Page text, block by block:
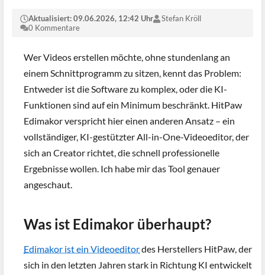
Aktualisiert:09.06.2026, 12:42 Uhr
Stefan Kröll
0 Kommentare
Wer Videos erstellen möchte, ohne stundenlang an
einem Schnittprogramm zu sitzen, kennt das Problem:
Entweder ist die Software zu komplex, oder die KI-
Funktionen sind auf ein Minimum beschränkt. HitPaw
Edimakor verspricht hier einen anderen Ansatz – ein
vollständiger, KI-gestützter All-in-One-Videoeditor, der
sich an Creator richtet, die schnell professionelle
Ergebnisse wollen. Ich habe mir das Tool genauer
angeschaut.
Was ist Edimakor überhaupt?
Edimakor ist ein Videoeditordes Herstellers HitPaw, der
sich in den letzten Jahren stark in Richtung KI entwickelt